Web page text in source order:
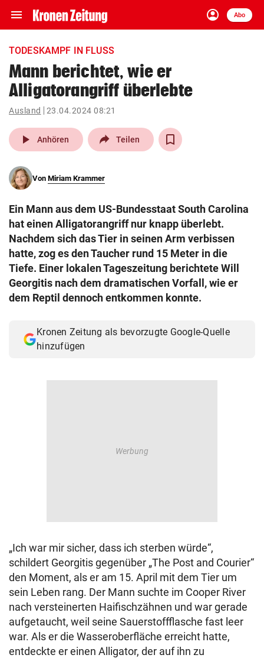
menu Navigation
ein-/ausklappen
account_circle
Anmelden
Abo
close Schließen
account_circle Anmelden
arrow_right
pin_drop
Wien arrow_right
search
eingeben
© Krone Multimedia GmbH & Co KG 2026
Muthgasse 2, 1190 Wien
TODESKAMPF IN FLUSS
Mann berichtet, wie er
Alligatorangriff überlebte
Ausland 23.04.2024 08:21
play_arrow Anhören Teilen
Von Miriam Krammer
Ein Mann aus dem US-Bundesstaat South Carolina
hat einen Alligatorangriff nur knapp überlebt.
Nachdem sich das Tier in seinen Arm verbissen
hatte, zog es den Taucher rund 15 Meter in die
Tiefe. Einer lokalen Tageszeitung berichtete Will
Georgitis nach dem dramatischen Vorfall, wie er
dem Reptil dennoch entkommen konnte.
Kronen Zeitung als bevorzugte Google-Quelle
hinzufügen
„Ich war mir sicher, dass ich sterben würde“,
schildert Georgitis gegenüber „The Post and Courier“
den Moment, als er am 15. April mit dem Tier um
sein Leben rang. Der Mann suchte im Cooper River
nach versteinerten Haifischzähnen und war gerade
aufgetaucht, weil seine Sauerstoffflasche fast leer
war. Als er die Wasseroberfläche erreicht hatte,
entdeckte er einen Alligator, der auf ihn zu